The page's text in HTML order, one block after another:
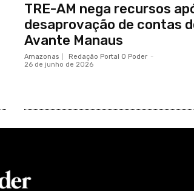
TRE-AM nega recursos
desaprovação de contas
Avante Manaus
Amazonas Redação Portal O Poder -
26 de junho de 2026